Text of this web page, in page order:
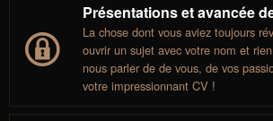
Présentations et avancée
La chose dont vous aviez toujours
ouvrir un sujet avec votre nom et
nous parler de de vous, de vos
votre impressionnant CV !